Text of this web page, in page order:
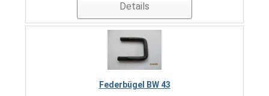
Details
Federbügel BW 43